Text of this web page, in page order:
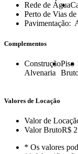
Rede de Água
Perto de Vias
Pavimentação:
Complementos
Construção
Alvenaria
Piso
Valores de Locação
Valor de
Valor BrutoR$
* Os valores